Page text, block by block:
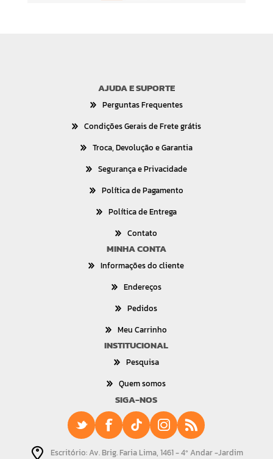
AJUDA E SUPORTE
Perguntas Frequentes
Condições Gerais de Frete grátis
Troca, Devolução e Garantia
Segurança e Privacidade
Política de Pagamento
Política de Entrega
Contato
MINHA CONTA
Informações do cliente
Endereços
Pedidos
Meu Carrinho
INSTITUCIONAL
Pesquisa
Quem somos
SIGA-NOS
Escritório: Av. Brig. Faria Lima, 1461 - 4º Andar -Jardim